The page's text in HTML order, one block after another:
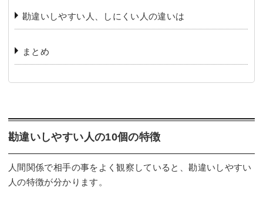
勘違いしやすい人、しにくい人の違いは
まとめ
勘違いしやすい人の10個の特徴
人間関係で相手の事をよく観察していると、勘違いしやすい
人の特徴が分かります。